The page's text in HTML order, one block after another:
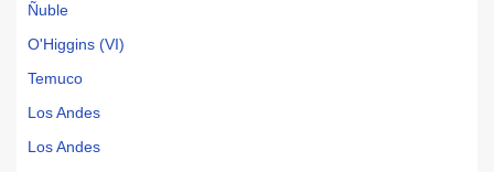
Ñuble
O'Higgins (VI)
Temuco
Los Andes
Los Andes